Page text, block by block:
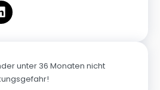
unter 36 Monaten nicht